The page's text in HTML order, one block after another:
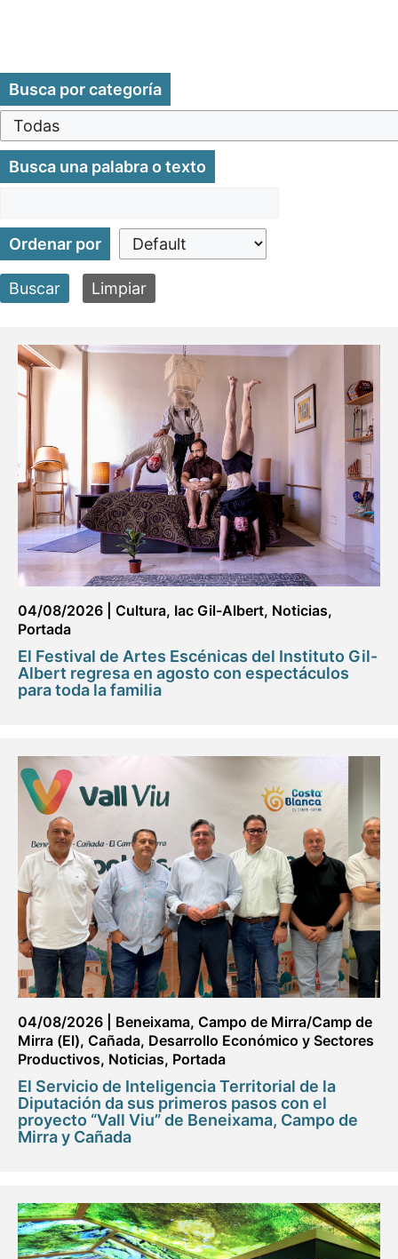
Busca por categoría
Busca una palabra o texto
Ordenar por
Buscar Limpiar
04/08/2026 Cultura, Iac Gil-Albert, Noticias,
Portada
El Festival de Artes Escénicas del Instituto Gil-
Albert regresa en agosto con espectáculos
para toda la familia
04/08/2026 Beneixama, Campo de Mirra/Camp de
Mirra (El), Cañada, Desarrollo Económico y Sectores
Productivos, Noticias, Portada
El Servicio de Inteligencia Territorial de la
Diputación da sus primeros pasos con el
proyecto “Vall Viu” de Beneixama, Campo de
Mirra y Cañada